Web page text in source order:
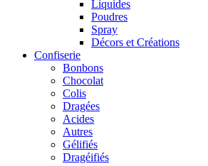
Liquides
Poudres
Spray
Décors et Créations
Confiserie
Bonbons
Chocolat
Colis
Dragées
Acides
Autres
Gélifiés
Dragéifiés